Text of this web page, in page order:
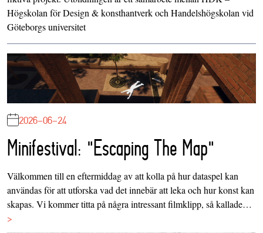
Högskolan för Design & konsthantverk och Handelshögskolan vid
Göteborgs universitet
2026-06-24
Minifestival: "Escaping The Map"
Välkommen till en eftermiddag av att kolla på hur dataspel kan
användas för att utforska vad det innebär att leka och hur konst kan
skapas. Vi kommer titta på några intressant filmklipp, så kallade…
>